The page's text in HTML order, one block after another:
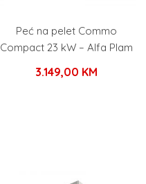
Peć na pelet Commo
Compact 23 kW – Alfa Plam
3.149,00 KM